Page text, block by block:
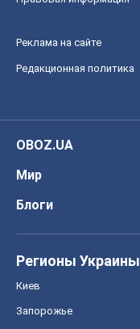
Реклама на сайте
Редакционная политика
OBOZ.UA
Мир
Блоги
Регионы Украины
Киев
Запорожье